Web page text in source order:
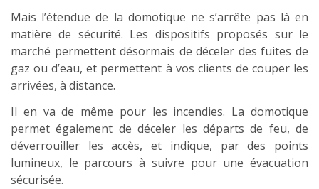
Mais l’étendue de la domotique ne s’arrête pas là en
matière de sécurité. Les dispositifs proposés sur le
marché permettent désormais de déceler des fuites de
gaz ou d’eau, et permettent à vos clients de couper les
arrivées, à distance.
Il en va de même pour les incendies. La domotique
permet également de déceler les départs de feu, de
déverrouiller les accès, et indique, par des points
lumineux, le parcours à suivre pour une évacuation
sécurisée.